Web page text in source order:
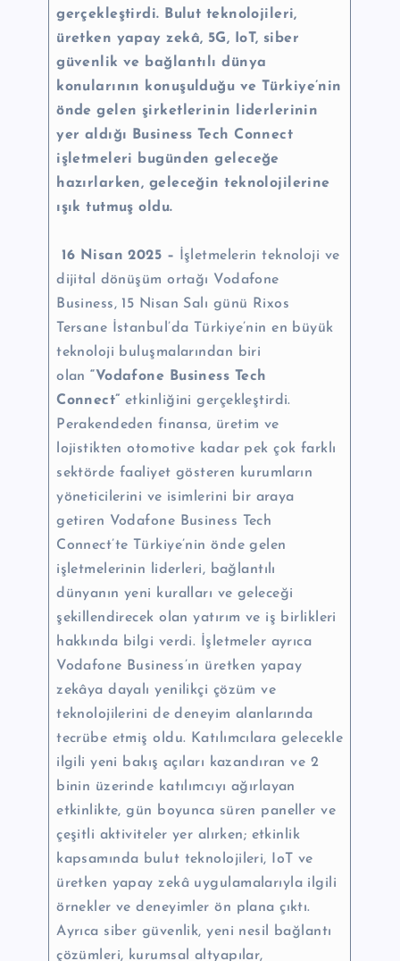
gerçekleştirdi. Bulut teknolojileri,
üretken yapay zekâ, 5G, IoT, siber
güvenlik ve bağlantılı dünya
konularının konuşulduğu ve Türkiye’nin
önde gelen şirketlerinin liderlerinin
yer aldığı Business Tech Connect
işletmeleri bugünden geleceğe
hazırlarken, geleceğin teknolojilerine
ışık tutmuş oldu.
16 Nisan 2025 – İşletmelerin teknoloji ve
dijital dönüşüm ortağı Vodafone
Business, 15 Nisan Salı günü Rixos
Tersane İstanbul’da Türkiye’nin en büyük
teknoloji buluşmalarından biri
olan“Vodafone Business Tech
Connect” etkinliğini gerçekleştirdi.
Perakendeden finansa, üretim ve
lojistikten otomotive kadar pek çok farklı
sektörde faaliyet gösteren kurumların
yöneticilerini ve isimlerini bir araya
getiren Vodafone Business Tech
Connect’te Türkiye’nin önde gelen
işletmelerinin liderleri, bağlantılı
dünyanın yeni kuralları ve geleceği
şekillendirecek olan yatırım ve iş birlikleri
hakkında bilgi verdi. İşletmeler ayrıca
Vodafone Business’ın üretken yapay
zekâya dayalı yenilikçi çözüm ve
teknolojilerini de deneyim alanlarında
tecrübe etmiş oldu. Katılımcılara gelecekle
ilgili yeni bakış açıları kazandıran ve 2
binin üzerinde katılımcıyı ağırlayan
etkinlikte, gün boyunca süren paneller ve
çeşitli aktiviteler yer alırken; etkinlik
kapsamında bulut teknolojileri, IoT ve
üretken yapay zekâ uygulamalarıyla ilgili
örnekler ve deneyimler ön plana çıktı.
Ayrıca siber güvenlik, yeni nesil bağlantı
çözümleri, kurumsal altyapılar,